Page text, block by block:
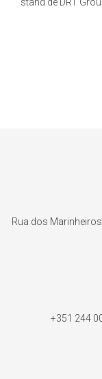
Rua dos
+351 244